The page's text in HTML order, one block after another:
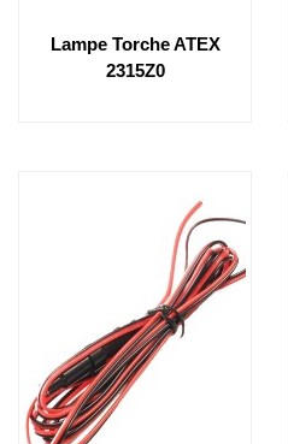
Lampe Torche ATEX
2315Z0